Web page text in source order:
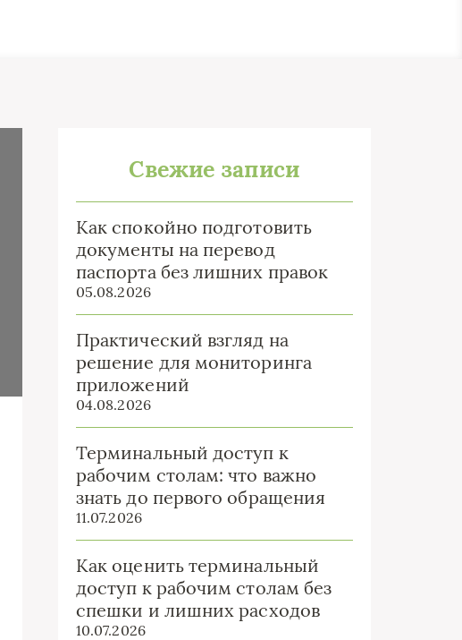
Свежие записи
Как спокойно подготовить
документы на перевод
паспорта без лишних правок
05.08.2026
Практический взгляд на
решение для мониторинга
приложений
04.08.2026
Терминальный доступ к
рабочим столам: что важно
знать до первого обращения
11.07.2026
Как оценить терминальный
доступ к рабочим столам без
спешки и лишних расходов
10.07.2026